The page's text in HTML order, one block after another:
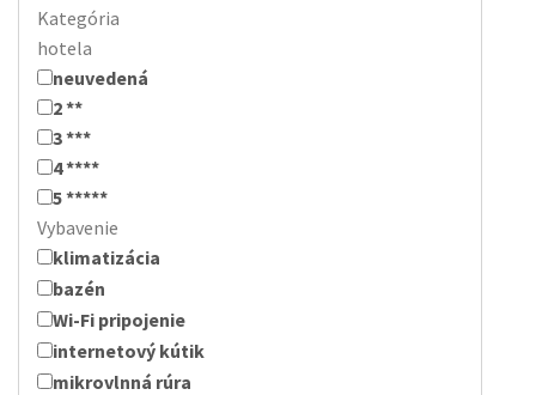
Kategória
hotela
neuvedená
2 **
3 ***
4 ****
5 *****
Vybavenie
klimatizácia
bazén
Wi-Fi pripojenie
internetový kútik
mikrovlnná rúra